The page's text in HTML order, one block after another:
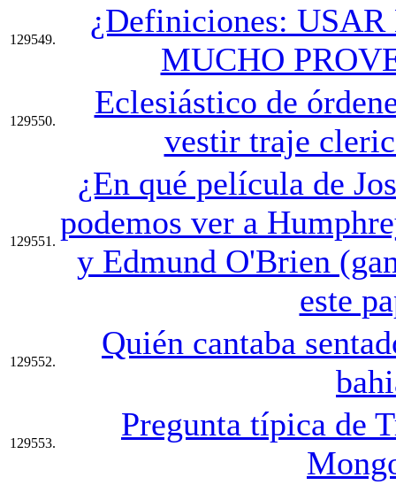
129549.
¿Definiciones:
MUCHO
129550.
Eclesiástico de
vestir traje
129551.
¿En qué película de
podemos ver a
y Edmund O'Brien
este
129552.
Quién cantaba
129553.
Pregunta típica de